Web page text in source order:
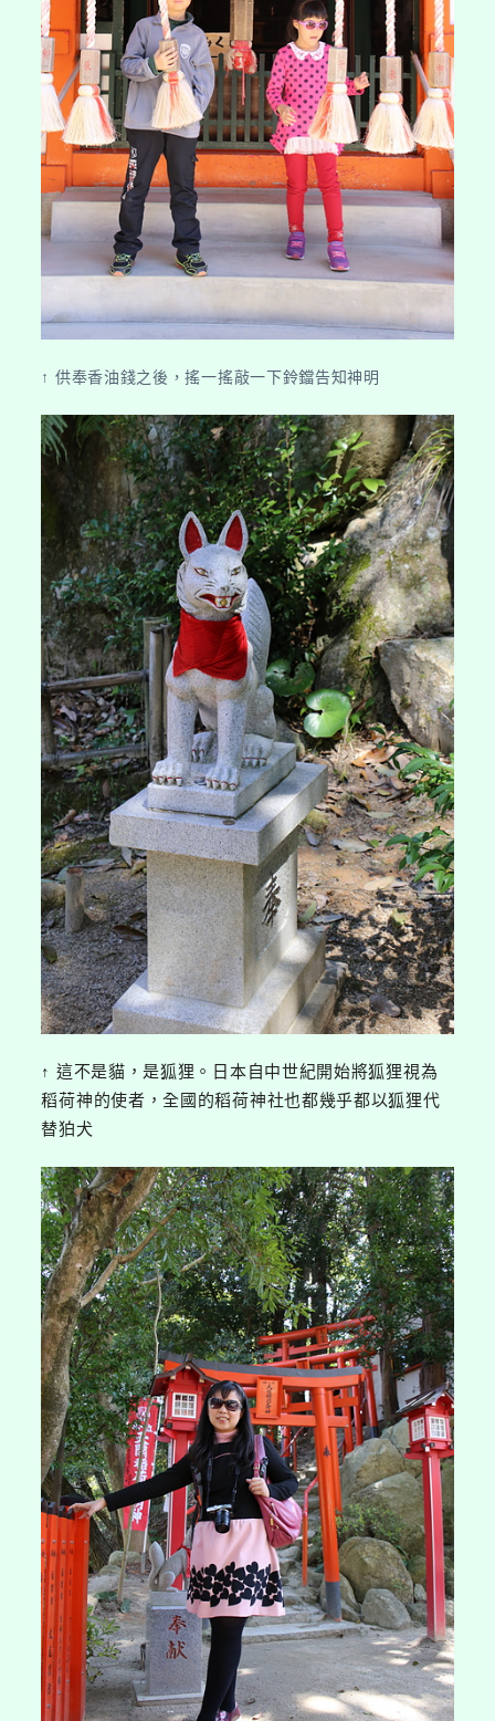
↑ 供奉香油錢之後，搖一搖敲一下鈴鐺告知神明
↑ 這不是貓，是狐狸。日本自中世紀開始將狐狸視為
稻荷神的使者，全國的稻荷神社也都幾乎都以狐狸代
替狛犬